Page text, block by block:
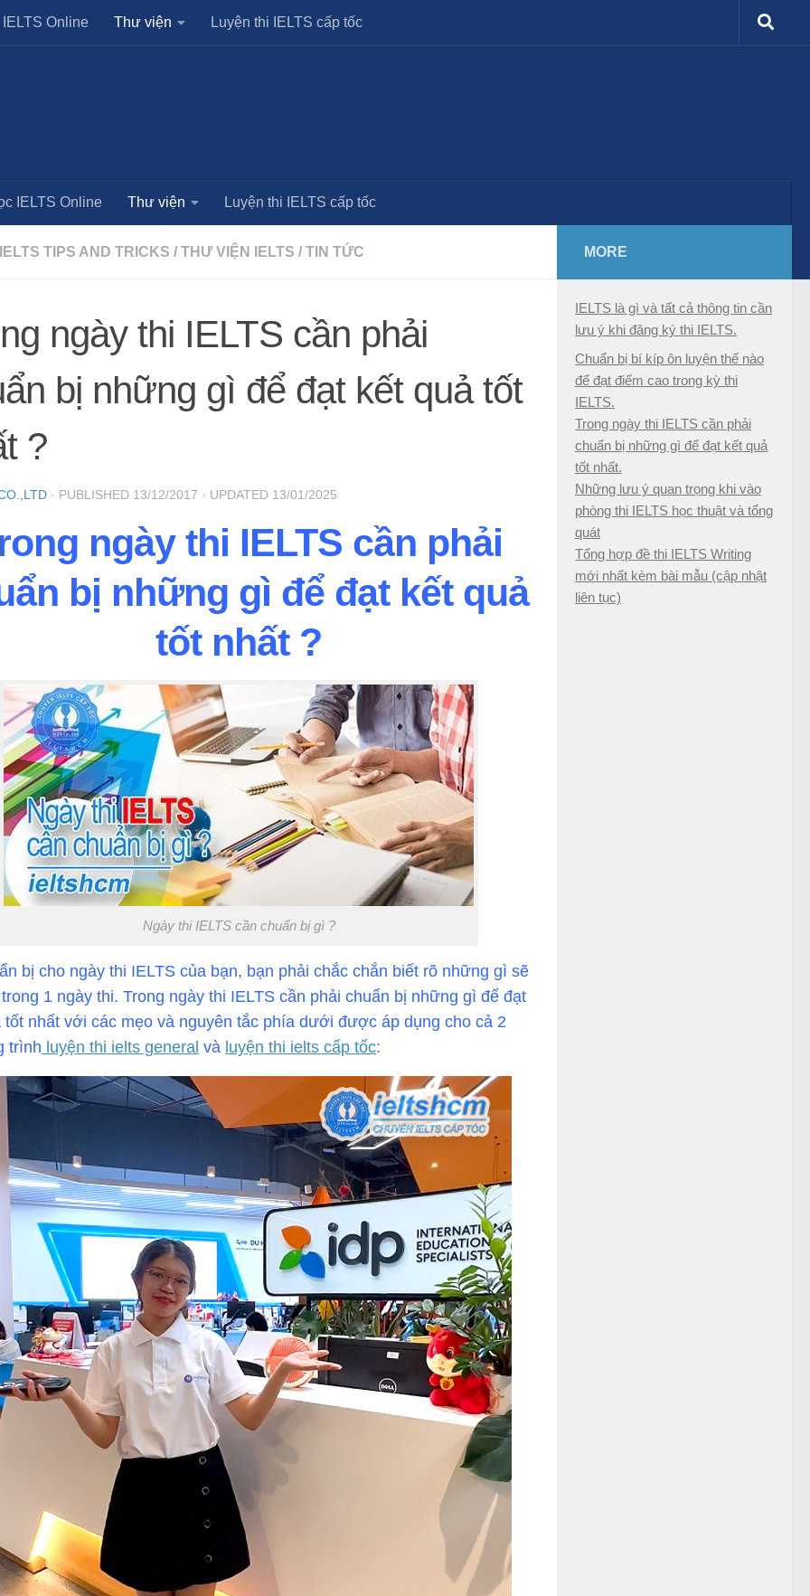
IELTS Online Thư viện Luyện thi IELTS cấp tốc
IELTS Online Thư viện Luyện thi IELTS cấp tốc
IELTS TIPS AND TRICKS / THƯ VIỆN IELTS / TIN TỨC
ngày thi IELTS cần phải
bị những gì để đạt kết quả tốt
?
· PUBLISHED 13/12/2017 · UPDATED 13/01/2025
ngày thi IELTS cần phải
bị những gì để đạt kết quả
tốt nhất ?
Ngày thi IELTS cần chuẩn bị gì ?
bị cho ngày thi IELTS của bạn, bạn phải chắc chắn biết rõ những gì sẽ
1 ngày thi. Trong ngày thi IELTS cần phải chuẩn bị những gì để đạt
tốt nhất với các mẹo và nguyên tắc phía dưới được áp dụng cho cả 2
trình luyện thi ielts general và luyện thi ielts cấp tốc:
MORE
IELTS là gì và tất cả thông tin cần
lưu ý khi đăng ký thi IELTS.
Chuẩn bị bí kíp ôn luyện thế nào
để đạt điểm cao trong kỳ thi
IELTS.
Trong ngày thi IELTS cần phải
chuẩn bị những gì để đạt kết quả
tốt nhất.
Những lưu ý quan trọng khi vào
phòng thi IELTS học thuật và tổng
quát
Tổng hợp đề thi IELTS Writing
mới nhất kèm bài mẫu (cập nhật
liên tục)